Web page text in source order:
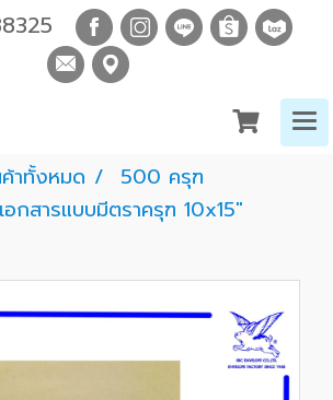
าทั้งหมด
500 ครุฑ
อกสารแบบมีตราครุฑ 10x15"